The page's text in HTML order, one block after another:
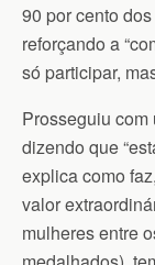
90 por cento
reforçando a
só participar,
Prosseguiu
dizendo que
explica como
valor
mulheres entre